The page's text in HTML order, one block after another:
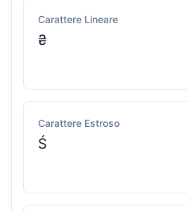
Carattere Lineare
₴
Carattere Estroso
Ś